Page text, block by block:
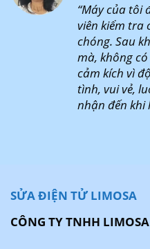
“Máy của tôi
viên kiểm tra
chóng. Sau
mà, không
cảm kích vì
tình, vui vẻ,
nhận đến khi
SỬA ĐIỆN TỬ LIMOSA
CÔNG TY TNHH LIMOSA